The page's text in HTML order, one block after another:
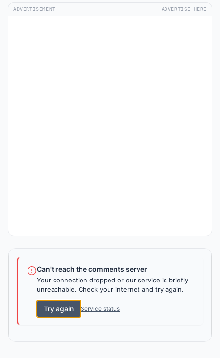
ADVERTISEMENT ADVERTISE HERE
Can't reach the comments server
Your connection dropped or our service is briefly
unreachable. Check your internet and try again.
Try again Service status